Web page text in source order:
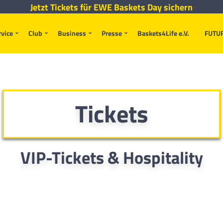
Club Business Presse Baskets4Life e.V.
Jetzt Tickets für EWE Baskets Day sichern
Tickets
VIP-Tickets & Hospitality